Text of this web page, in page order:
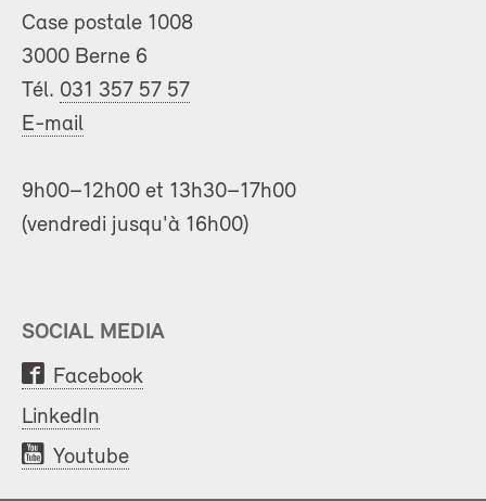
Case postale 1008
3000 Berne 6
Tél. 031 357 57 57
E-mail
9h00–12h00 et 13h30–17h00
(vendredi jusqu'à 16h00)
SOCIAL MEDIA
Facebook
LinkedIn
Youtube